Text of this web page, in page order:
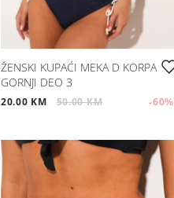
ŽENSKI KUPAĆI MEKA D KORPA
GORNJI DEO 3
20.00 KM 50.00 KM -60%